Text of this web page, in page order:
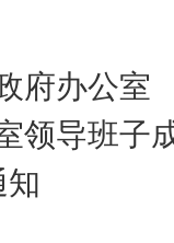
府办公室
领导班子
知